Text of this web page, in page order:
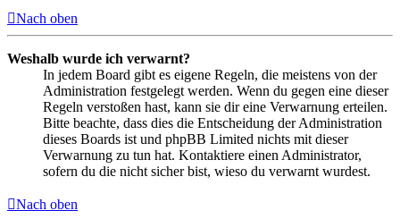
Nach oben
Weshalb wurde ich verwarnt?
In jedem Board gibt es eigene Regeln, die meistens von der
Administration festgelegt werden. Wenn du gegen eine dieser
Regeln verstoßen hast, kann sie dir eine Verwarnung erteilen.
Bitte beachte, dass dies die Entscheidung der Administration
dieses Boards ist und phpBB Limited nichts mit dieser
Verwarnung zu tun hat. Kontaktiere einen Administrator,
sofern du die nicht sicher bist, wieso du verwarnt wurdest.
Nach oben